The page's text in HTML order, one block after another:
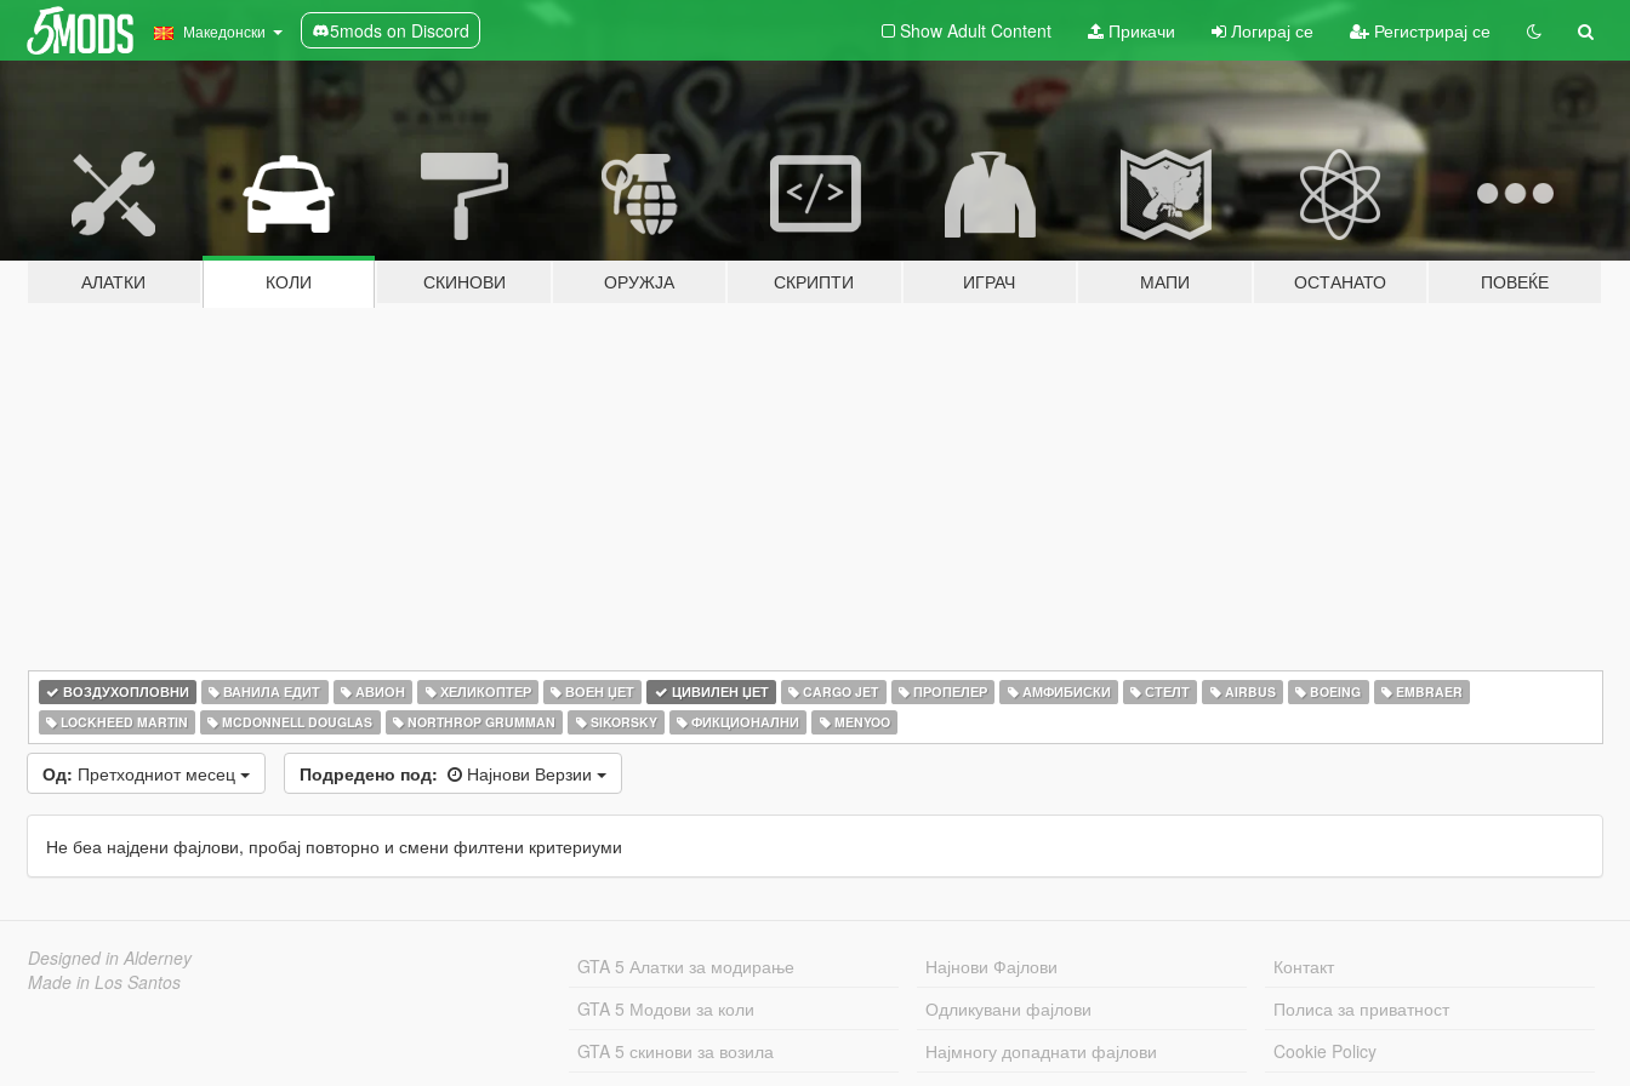
Македонски 5mods on Discord Show Adult Content Прикачи Логирај се Регистрирај се
АЛАТКИ КОЛИ СКИНОВИ ОРУЖЈА СКРИПТИ ИГРАЧ МАПИ ОСТАНАТО ПОВЕЌЕ
ВОЗДУХОПЛОВНИ ВАНИЛА ЕДИТ АВИОН ХЕЛИКОПТЕР ВОЕН ЏЕТ ЦИВИЛЕН ЏЕТ CARGO JET ПРОПЕЛЕР АМФИБИСКИ СТЕЛТ AIRBUS BOEING
EMBRAER
LOCKHEED MARTIN
MCDONNELL DOUGLAS NORTHROP GRUMMAN SIKORSKY ФИКЦИОНАЛНИ MENYOO
Од: Претходниот месец Подредено под: Најнови Верзии
Не беа најдени фајлови, пробај повторно и смени филтени критериуми
Designed in Alderney
Made in Los Santos
GTA 5 Алатки за модирање
GTA 5 Модови за коли
GTA 5 скинови за возила
Најнови Фајлови
Одликувани фајлови
Најмногу допаднати фајлови
Контакт
Полиса за приватност
Cookie Policy